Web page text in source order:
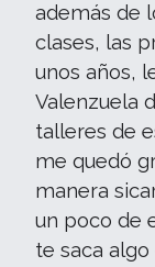
además de
clases, las
unos años,
Valenzuela
talleres de
me quedó
manera
un poco de
te saca